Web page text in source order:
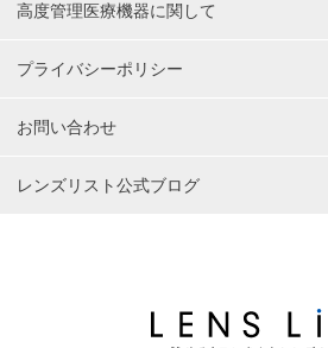
高度管理医療機器に関して
プライバシーポリシー
お問い合わせ
レンズリスト公式ブログ